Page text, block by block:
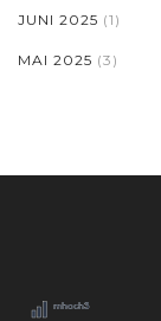
JUNI 2025 (1)
MAI 2025 (3)